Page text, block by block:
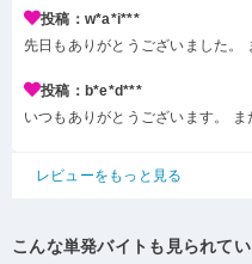
投稿：w*a*i***
先日もありがとうございました。
投稿：b*e*d***
いつもありがとうございます。 ま
レビューをもっと見る
こんな単発バイトも見られて